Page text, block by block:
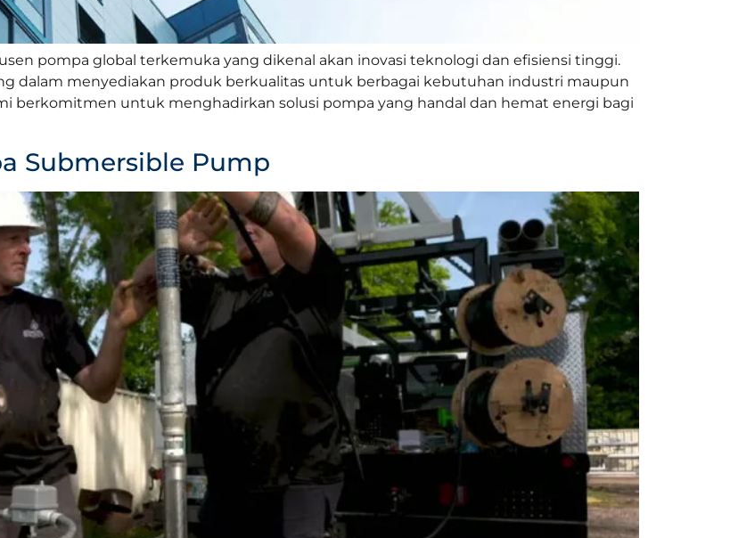
pompa global terkemuka yang dikenal akan inovasi teknologi dan efisiensi tinggi.
dalam menyediakan produk berkualitas untuk berbagai kebutuhan industri maupun
berkomitmen untuk menghadirkan solusi pompa yang handal dan hemat energi bagi
Submersible Pump